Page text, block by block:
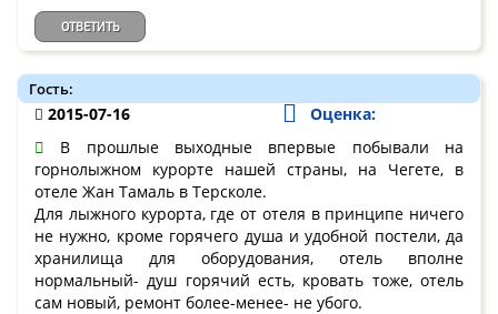
ОТВЕТИТЬ
Гость:
2015-07-16
Оценка:
В прошлые выходные впервые побывали на
горнолыжном курорте нашей страны, на Чегете, в
отеле Жан Тамаль в Терсколе.
Для лыжного курорта, где от отеля в принципе ничего
не нужно, кроме горячего душа и удобной постели, да
хранилища для оборудования, отель вполне
нормальный- душ горячий есть, кровать тоже, отель
сам новый, ремонт более-менее- не убого.